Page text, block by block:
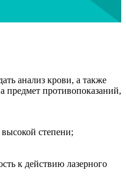
анализ крови, а также
предмет противопоказаний,
высокой степени;
к действию лазерного